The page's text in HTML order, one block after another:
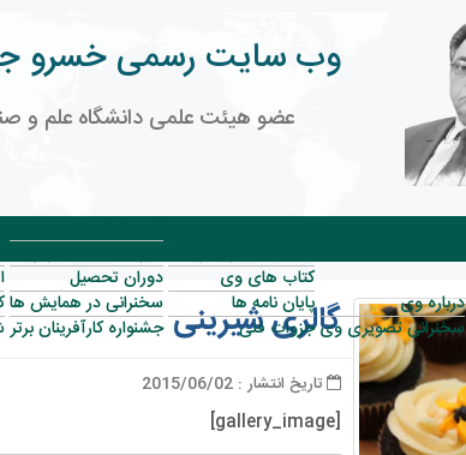
وب سایت رسمی خسرو
عضو هیئت علمی دانشگاه علم و
درباره وی
سخنرانی تصویری وی
کتاب های وی
پایان نامه ها
جزوات فنی
دوران تحصیل
سخنرانی در همایش ها
جشنواره کارآفرینان برتر گالری شیرینی
تاریخ انتشار : 2015/06/02
[gallery_image]